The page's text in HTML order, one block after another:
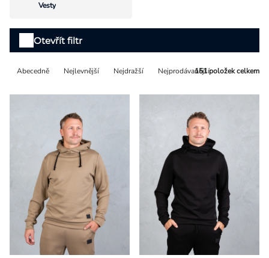
Vesty
Řazení
Abecedně Nejlevnější Nejdražší Nejprodávanější
151položek celkem
Otevřít filtr
Výpis
produktů